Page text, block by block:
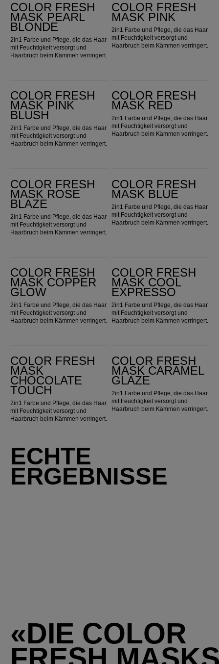
COLOR FRESH
MASK PEARL
BLONDE
2in1 Farbe und Pflege, die das Haar
mit Feuchtigkeit versorgt und
Haarbruch beim Kämmen verringert.
COLOR FRESH
MASK PINK
2in1 Farbe und Pflege, die das Haar
mit Feuchtigkeit versorgt und
Haarbruch beim Kämmen verringert.
COLOR FRESH
MASK PINK
BLUSH
2in1 Farbe und Pflege, die das Haar
mit Feuchtigkeit versorgt und
Haarbruch beim Kämmen verringert.
COLOR FRESH
MASK RED
2in1 Farbe und Pflege, die das Haar
mit Feuchtigkeit versorgt und
Haarbruch beim Kämmen verringert.
COLOR FRESH
MASK ROSE
BLAZE
2in1 Farbe und Pflege, die das Haar
mit Feuchtigkeit versorgt und
Haarbruch beim Kämmen verringert.
COLOR FRESH
MASK BLUE
2in1 Farbe und Pflege, die das Haar
mit Feuchtigkeit versorgt und
Haarbruch beim Kämmen verringert.
COLOR FRESH
MASK COPPER
GLOW
2in1 Farbe und Pflege, die das Haar
mit Feuchtigkeit versorgt und
Haarbruch beim Kämmen verringert.
COLOR FRESH
MASK COOL
EXPRESSO
2in1 Farbe und Pflege, die das Haar
mit Feuchtigkeit versorgt und
Haarbruch beim Kämmen verringert.
COLOR FRESH
MASK
CHOCOLATE
TOUCH
2in1 Farbe und Pflege, die das Haar
mit Feuchtigkeit versorgt und
Haarbruch beim Kämmen verringert.
COLOR FRESH
MASK CARAMEL
GLAZE
2in1 Farbe und Pflege, die das Haar
mit Feuchtigkeit versorgt und
Haarbruch beim Kämmen verringert.
ECHTE
ERGEBNISSE
«DIE COLOR